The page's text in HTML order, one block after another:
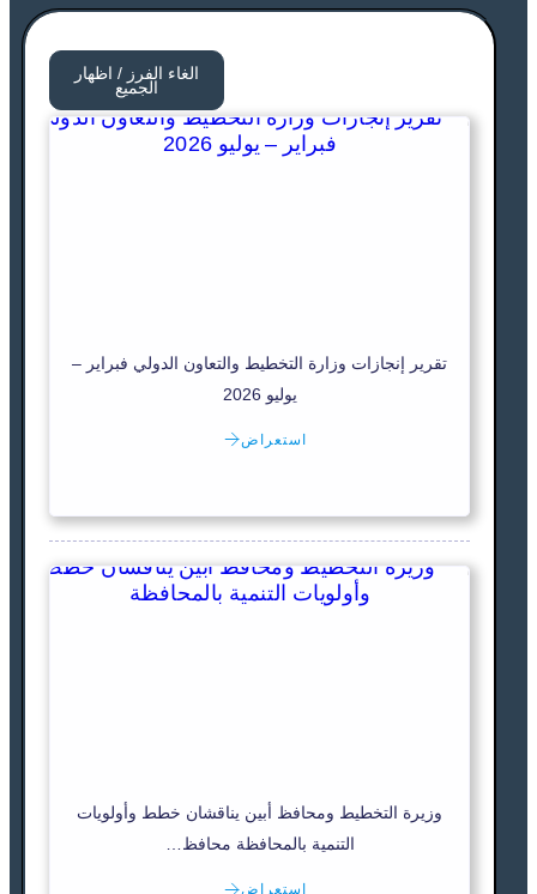
الغاء الفرز / اظهار
الجميع
تقرير إنجازات وزارة التخطيط والتعاون الدولي فبراير –
يوليو 2026
استعراض
وزيرة التخطيط ومحافظ أبين يناقشان خطط وأولويات
التنمية بالمحافظة محافظ…
استعراض